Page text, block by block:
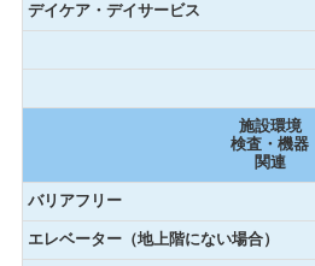
デイケア・デイサービス
施設環境
検査・機器
関連
バリアフリー
エレベーター（地上階にない場合）